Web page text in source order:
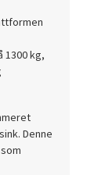
1300 kg,
Denne